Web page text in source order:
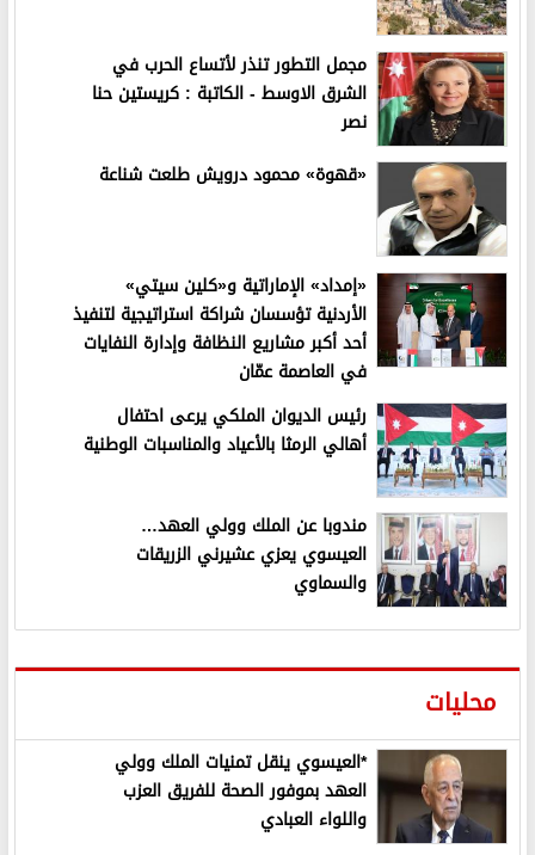
مجمل التطور تنذر لأتساع الحرب في
الشرق الاوسط - الكاتبة : كريستين حنا
نصر
«قهوة» محمود درويش طلعت شناعة
«إمداد» الإماراتية و«كلين سيتي»
الأردنية تؤسسان شراكة استراتيجية لتنفيذ
أحد أكبر مشاريع النظافة وإدارة النفايات
في العاصمة عمّان
رئيس الديوان الملكي يرعى احتفال
أهالي الرمثا بالأعياد والمناسبات الوطنية
مندوبا عن الملك وولي العهد…
العيسوي يعزي عشيرني الزريقات
والسماوي
محليات
*العيسوي ينقل تمنيات الملك وولي
العهد بموفور الصحة للفريق العزب
واللواء العبادي